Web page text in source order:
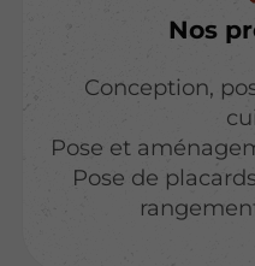
Nos
Conception,
Pose et
Pose de